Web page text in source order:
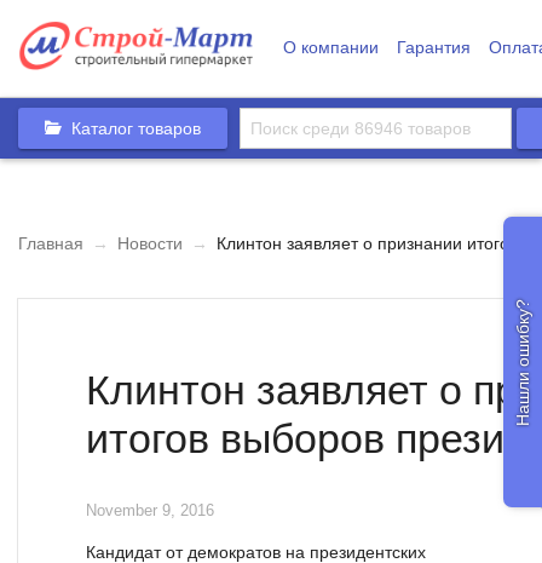
О компании Гарантия
Каталог товаров
Главная → Новости → Клинтон заявляет о признании итогов
Клинтон заявляет о
итогов выборов
November 9, 2016
Кандидат от демократов на президентских
Нашли ошибку?